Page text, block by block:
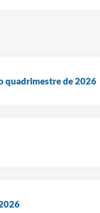
quadrimestre de 2026